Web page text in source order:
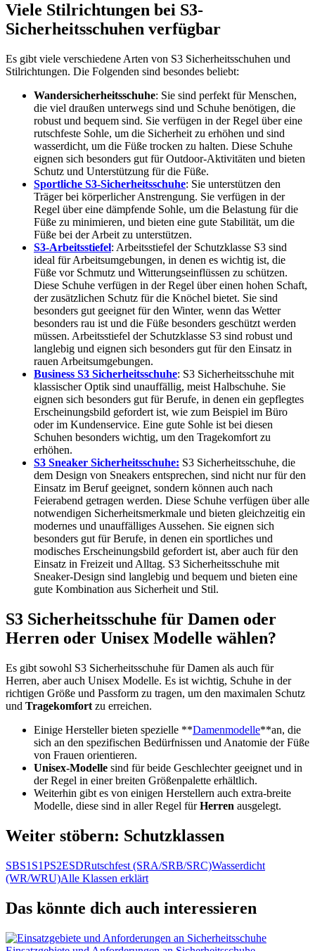
Viele Stilrichtungen bei S3-
Sicherheitsschuhen verfügbar
Es gibt viele verschiedene Arten von S3 Sicherheitsschuhen und
Stilrichtungen. Die Folgenden sind besondes beliebt:
Wandersicherheitsschuhe: Sie sind perfekt für Menschen,
die viel draußen unterwegs sind und Schuhe benötigen, die
robust und bequem sind. Sie verfügen in der Regel über eine
rutschfeste Sohle, um die Sicherheit zu erhöhen und sind
wasserdicht, um die Füße trocken zu halten. Diese Schuhe
eignen sich besonders gut für Outdoor-Aktivitäten und bieten
Schutz und Unterstützung für die Füße.
Sportliche S3-Sicherheitsschuhe: Sie unterstützen den
Träger bei körperlicher Anstrengung. Sie verfügen in der
Regel über eine dämpfende Sohle, um die Belastung für die
Füße zu minimieren, und bieten eine gute Stabilität, um die
Füße bei der Arbeit zu unterstützen.
S3-Arbeitsstiefel: Arbeitsstiefel der Schutzklasse S3 sind
ideal für Arbeitsumgebungen, in denen es wichtig ist, die
Füße vor Schmutz und Witterungseinflüssen zu schützen.
Diese Schuhe verfügen in der Regel über einen hohen Schaft,
der zusätzlichen Schutz für die Knöchel bietet. Sie sind
besonders gut geeignet für den Winter, wenn das Wetter
besonders rau ist und die Füße besonders geschützt werden
müssen. Arbeitsstiefel der Schutzklasse S3 sind robust und
langlebig und eignen sich besonders gut für den Einsatz in
rauen Arbeitsumgebungen.
Business S3 Sicherheitsschuhe: S3 Sicherheitsschuhe mit
klassischer Optik sind unauffällig, meist Halbschuhe. Sie
eignen sich besonders gut für Berufe, in denen ein gepflegtes
Erscheinungsbild gefordert ist, wie zum Beispiel im Büro
oder im Kundenservice. Eine gute Sohle ist bei diesen
Schuhen besonders wichtig, um den Tragekomfort zu
erhöhen.
S3 Sneaker Sicherheitsschuhe: S3 Sicherheitsschuhe, die
dem Design von Sneakers entsprechen, sind nicht nur für den
Einsatz im Beruf geeignet, sondern können auch nach
Feierabend getragen werden. Diese Schuhe verfügen über alle
notwendigen Sicherheitsmerkmale und bieten gleichzeitig ein
modernes und unauffälliges Aussehen. Sie eignen sich
besonders gut für Berufe, in denen ein sportliches und
modisches Erscheinungsbild gefordert ist, aber auch für den
Einsatz in Freizeit und Alltag. S3 Sicherheitsschuhe mit
Sneaker-Design sind langlebig und bequem und bieten eine
gute Kombination aus Sicherheit und Stil.
S3 Sicherheitsschuhe für Damen oder
Herren oder Unisex Modelle wählen?
Es gibt sowohl S3 Sicherheitsschuhe für Damen als auch für
Herren, aber auch Unisex Modelle. Es ist wichtig, Schuhe in der
richtigen Größe und Passform zu tragen, um den maximalen Schutz
und Tragekomfort zu erreichen.
Einige Hersteller bieten spezielle **Damenmodelle**an, die
sich an den spezifischen Bedürfnissen und Anatomie der Füße
von Frauen orientieren.
Unisex-Modelle sind für beide Geschlechter geeignet und in
der Regel in einer breiten Größenpalette erhältlich.
Weiterhin gibt es von einigen Herstellern auch extra-breite
Modelle, diese sind in aller Regel fürHerren ausgelegt.
Weiter stöbern: Schutzklassen
SBS1 S1PS2ESDRutschfest (SRA/SRB/SRC)Wasserdicht
(WR/WRU)Alle Klassen erklärt
Das könnte dich auch interessieren